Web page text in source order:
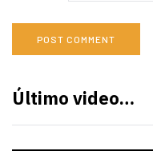
Último video…